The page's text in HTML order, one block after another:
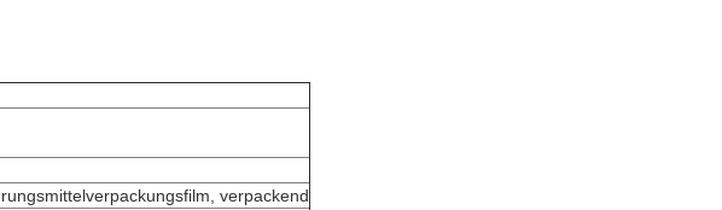
verpackend